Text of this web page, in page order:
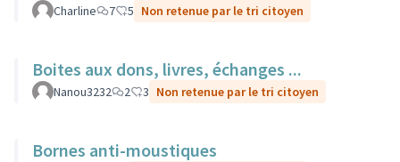
Charline 7 5 Non retenue par le tri citoyen
Boites aux dons, livres, échanges ...
Nanou3232 2 3 Non retenue par le tri citoyen
Bornes anti-moustiques